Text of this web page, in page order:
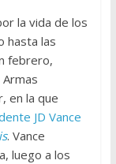
la vida de los
hasta las
febrero,
en la que
JD Vance
. Vance
luego a los